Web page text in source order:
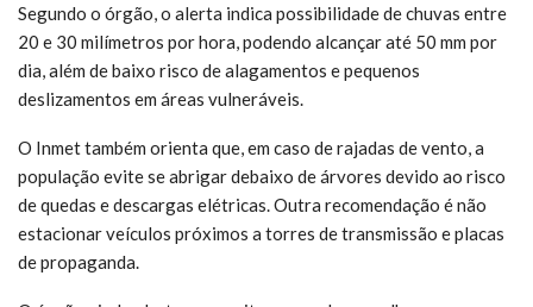
Segundo o órgão, o alerta indica possibilidade de chuvas entre
20 e 30 milímetros por hora, podendo alcançar até 50 mm por
dia, além de baixo risco de alagamentos e pequenos
deslizamentos em áreas vulneráveis.
O Inmet também orienta que, em caso de rajadas de vento, a
população evite se abrigar debaixo de árvores devido ao risco
de quedas e descargas elétricas. Outra recomendação é não
estacionar veículos próximos a torres de transmissão e placas
de propaganda.